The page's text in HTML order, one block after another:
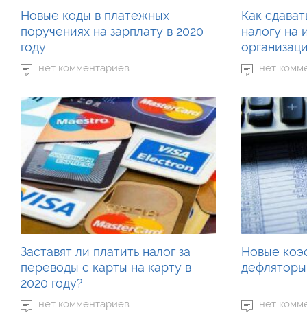
Новые коды в платежных
поручениях на зарплату в 2020
году
нет комментариев
Как
налогу на
нет
Заставят ли платить налог за
переводы с карты на карту в
2020 году?
нет комментариев
Новые
нет